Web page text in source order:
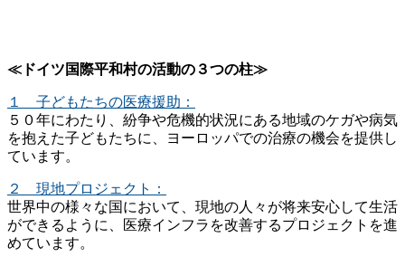
≪ドイツ国際平和村の活動の３つの柱≫
１ 子どもたちの医療援助：
５０年にわたり、紛争や危機的状況にある地域のケガや病気
を抱えた子どもたちに、ヨーロッパでの治療の機会を提供し
ています。
２ 現地プロジェクト：
世界中の様々な国において、現地の人々が将来安心して生活
ができるように、医療インフラを改善するプロジェクトを進
めています。